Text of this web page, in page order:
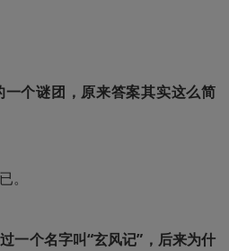
个谜团，原来答案其实这么简
。
一个名字叫“玄风记”，后来为什